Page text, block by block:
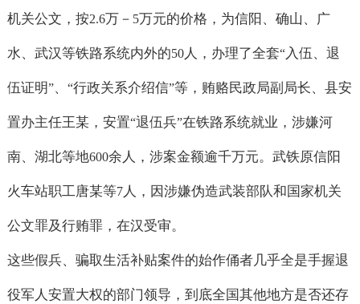
机关公文，按2.6万－ 5万元的价格，为信阳、确山、广
水、武汉等铁路系统内外的50人，办理了全套“入伍、退
伍证明”、 “行政关系介绍信”等，贿赂民政局副局长、县安
置办主任王某，安置“退伍兵”在铁路系统就业，涉嫌河
南、湖北等地600余人，涉案金额逾千万元。武铁原信阳
火车站职工唐某等7人，因涉嫌伪造武装部队和国家机关
公文罪及行贿罪，在汉受审。
这些假兵、骗取生活补贴案件的始作俑者几乎全是手握退
役军人安置大权的部门领导，到底全国其他地方是否还存